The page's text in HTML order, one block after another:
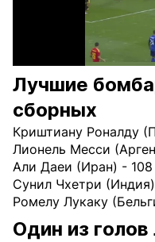
Лучшие
сборных
Криштиану Роналду
Лионель Месси
Али Даеи (Иран) - 108
Сунил Чхетри
Ромелу Лукаку
Один из